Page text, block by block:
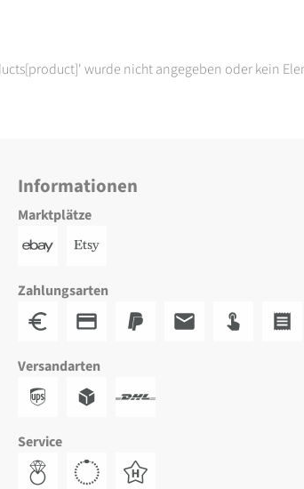
wurde nicht angegeben oder kein
Informationen
Marktplätze
Zahlungsarten
Versandarten
Service